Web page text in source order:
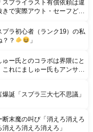
スプライラスト有償依頼は違
で実際アウト・セーフどっ
プラ初心者（ランク19）の私
？？
」
ゅー氏とのコラボは界隈にと
れにましゅー氏もアンサー
誕「スプラ三大七不思議」
断末魔の叫び「消えろ消えろ
えろ消えろ消えろ」